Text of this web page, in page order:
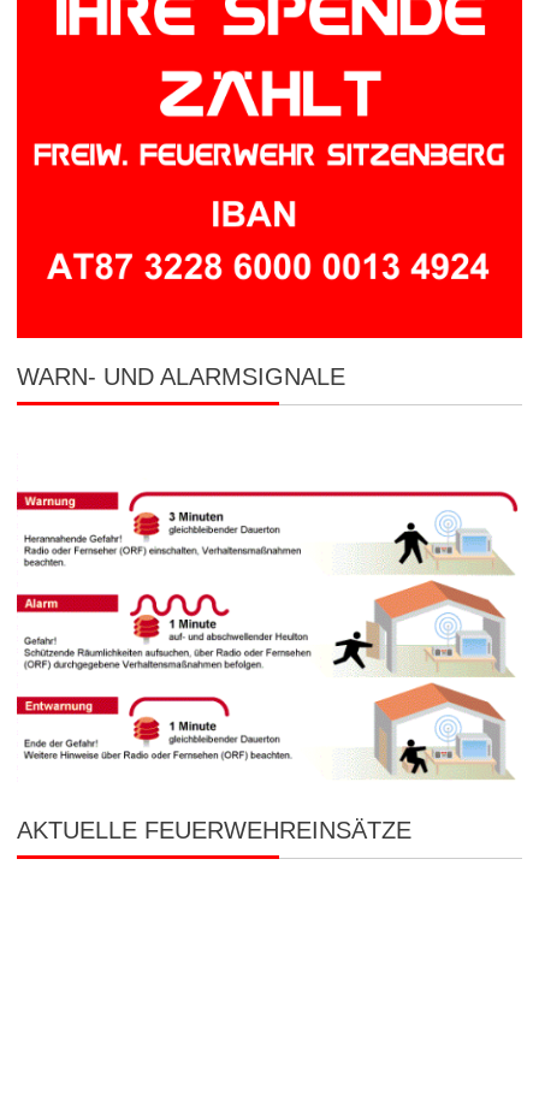
WARN- UND ALARMSIGNALE
AKTUELLE FEUERWEHREINSÄTZE